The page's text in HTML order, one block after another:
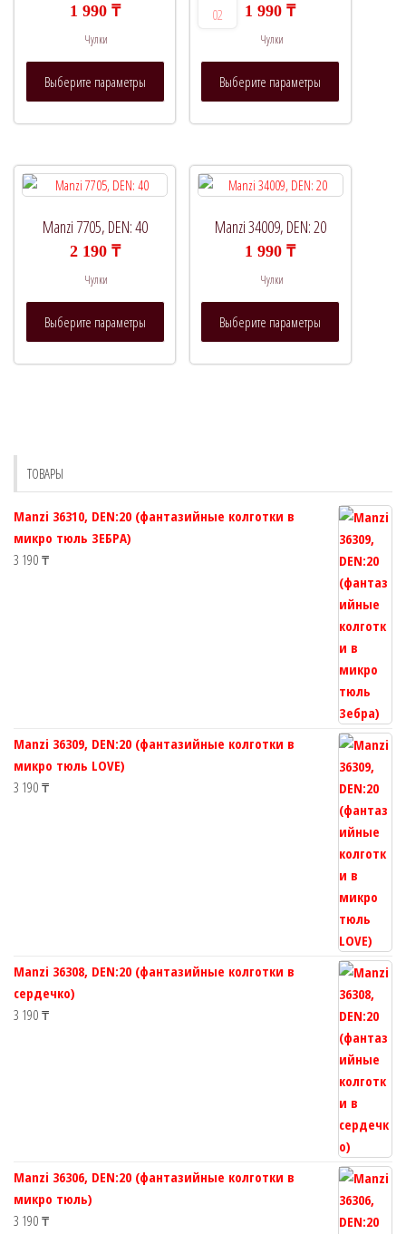
1 990 ₸
Чулки
Выберите параметры
Этот
Опции
можно
1 990₸
Чулки
Выберите параметры
Опции
можно
Manzi 7705, DEN: 40
2 190 ₸
Чулки
Выберите параметры
Этот
товара.
Manzi 34009, DEN: 20
1 990₸
Чулки
Выберите параметры
странице
товара.
ТОВАРЫ
Manzi 36310, DEN:20 (фантазийные колготки в
микро тюль ЗЕБРА)
3 190 ₸
Manzi 36309, DEN:20 (фантазийные колготки в
микро тюль LOVE)
3 190 ₸
Manzi 36308, DEN:20 (фантазийные колготки в
сердечко)
3 190 ₸
Manzi 36306, DEN:20 (фантазийные колготки в
микро тюль)
3 190 ₸